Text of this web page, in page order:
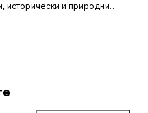
исторически и природни